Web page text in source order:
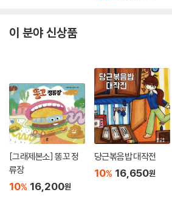
이 분야 신상품
[그래제본소] 똥꼬 정
류장
10% 16,200원
당근볶음밥 대작전
10% 16,650원